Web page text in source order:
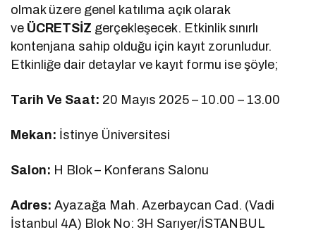
olmak üzere genel katılıma açık olarak
ve ÜCRETSİZ gerçekleşecek. Etkinlik sınırlı
kontenjana sahip olduğu için kayıt zorunludur.
Etkinliğe dair detaylar ve kayıt formu ise şöyle;
Tarih Ve Saat: 20 Mayıs 2025 – 10.00 – 13.00
Mekan: İstinye Üniversitesi
Salon: H Blok – Konferans Salonu
Adres: Ayazağa Mah. Azerbaycan Cad. (Vadi
İstanbul 4A) Blok No: 3H Sarıyer/İSTANBUL